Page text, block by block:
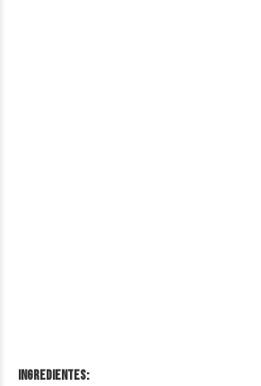
Ingredientes: